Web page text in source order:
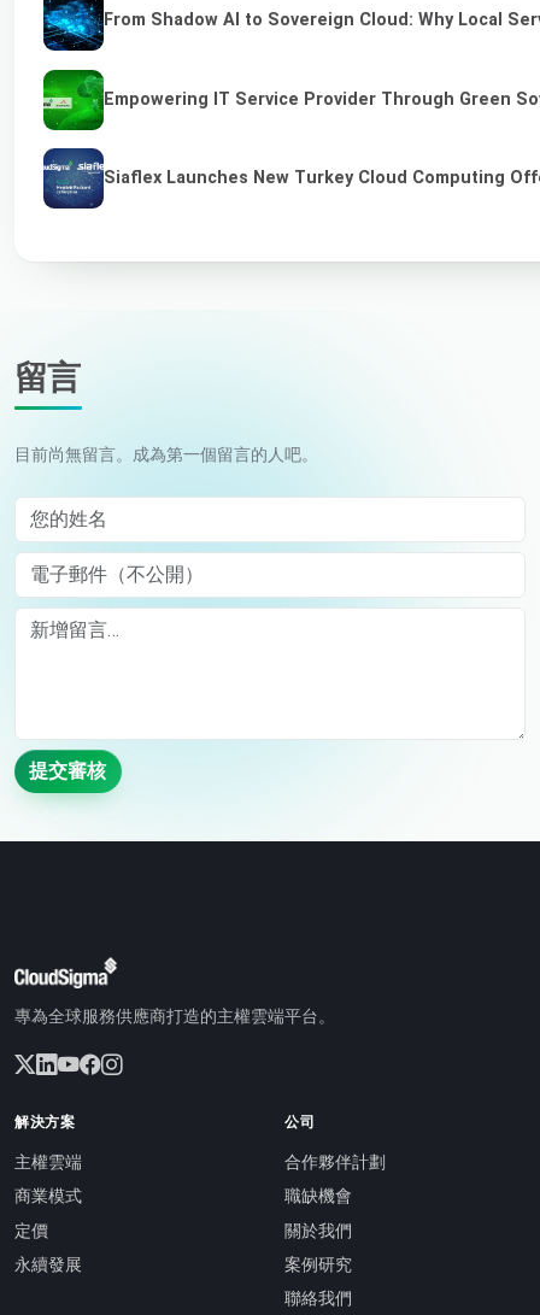
From Shadow AI to Sovereign Cloud: Why Local
Empowering IT Service Provider Through Green
Siaflex Launches New Turkey Cloud Computing
留言
目前尚無留言。成為第一個留言的人吧。
您的姓名
電子郵件（不公開）
Comment
提交審核
專為全球服務供應商打造的主權雲端平台。
解決方案
主權雲端
商業模式
定價
永續發展
公司
合作夥伴計劃
職缺機會
關於我們
案例研究
聯絡我們